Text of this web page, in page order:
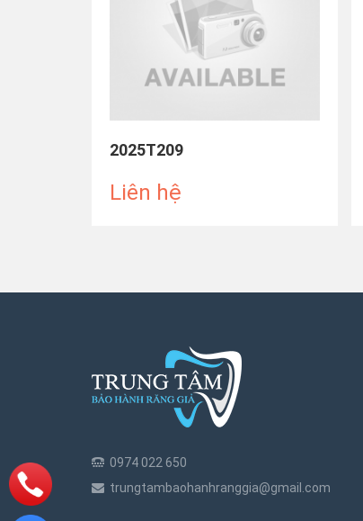
2025T209
Liên hệ
0974 022 650
trungtambaohanhranggia@gmail.com